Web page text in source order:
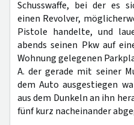
Schusswaffe, bei der es
einen Revolver,
Pistole handelte, und
abends seinen Pkw auf
Wohnung gelegenen
A. der gerade mit seiner
dem Auto ausgestiegen
aus dem Dunkeln an ihn
fünf kurz nacheinander